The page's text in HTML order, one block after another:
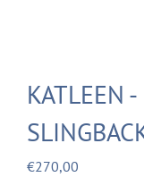
KATLEEN
€270,00